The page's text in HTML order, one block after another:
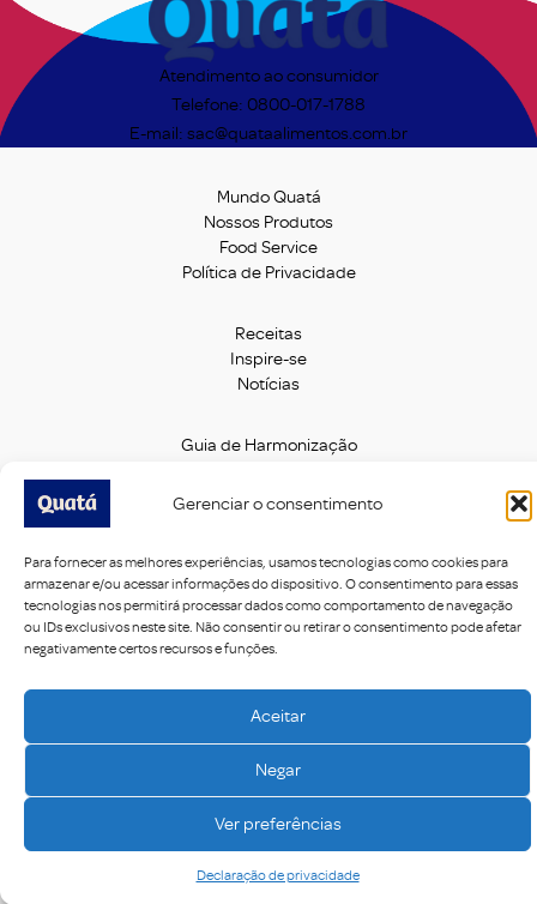
Gerenciar o consentimento
Para fornecer as melhores experiências, usamos tecnologias como cookies para
armazenar e/ou acessar informações do dispositivo. O consentimento para essas
tecnologias nos permitirá processar dados como comportamento de navegação
ou IDs exclusivos neste site. Não consentir ou retirar o consentimento pode afetar
negativamente certos recursos e funções.
Aceitar
Negar
Ver preferências
Declaração de privacidade
Atendimento ao consumidor
Telefone: 0800-017-1788
E-mail: sac@quataalimentos.com.br
Mundo Quatá
Nossos Produtos
Food Service
Política de Privacidade
Receitas
Inspire-se
Notícias
Guia de Harmonização
Trabalhe Conosco
Acompanhe nas Redes Sociais:
Imagens meramente ilustrativas - 2021 Quatá® LTDA. Todos os direitos